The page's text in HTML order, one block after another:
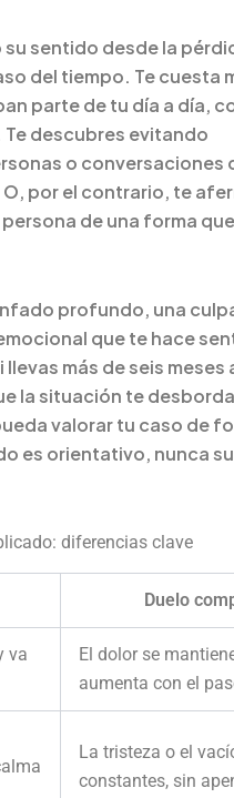
sentido desde la
del tiempo. Te cuesta
parte de tu día a día,
descubres evitando
o conversaciones
por el contrario, te
de una forma
profundo, una
que te hace
más de seis meses
la situación te
valorar tu caso de
es orientativo, nunca
diferencias clave
Duelo
va
El dolor se
aumenta con el
La tristeza o el
constantes, sin